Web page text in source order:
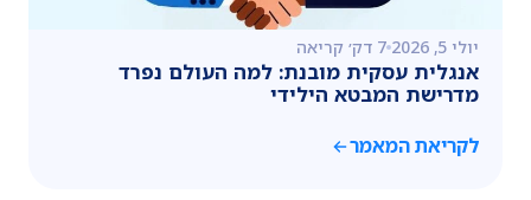
יולי 5, 2026 7 דק׳ קריאה
אנגלית עסקית מובנת: למה העולם נפרד
מדרישת המבטא הילידי
לקריאת המאמר